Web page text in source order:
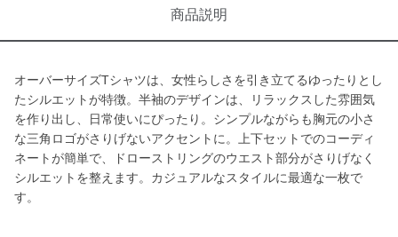
商品説明
オーバーサイズTシャツは、女性らしさを引き立てるゆったりとし
たシルエットが特徴。半袖のデザインは、リラックスした雰囲気
を作り出し、日常使いにぴったり。シンプルながらも胸元の小さ
な三角ロゴがさりげないアクセントに。上下セットでのコーディ
ネートが簡単で、ドローストリングのウエスト部分がさりげなく
シルエットを整えます。カジュアルなスタイルに最適な一枚で
す。